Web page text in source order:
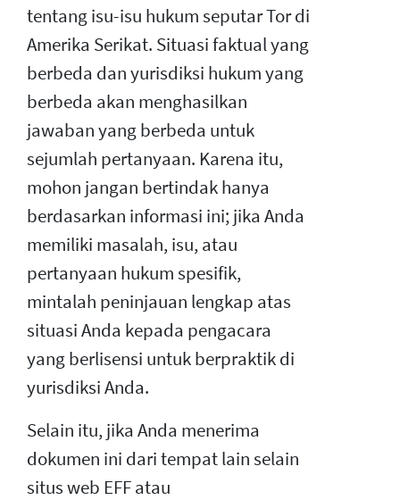
tentang isu-isu hukum seputar Tor di
Amerika Serikat. Situasi faktual yang
berbeda dan yurisdiksi hukum yang
berbeda akan menghasilkan
jawaban yang berbeda untuk
sejumlah pertanyaan. Karena itu,
mohon jangan bertindak hanya
berdasarkan informasi ini; jika Anda
memiliki masalah, isu, atau
pertanyaan hukum spesifik,
mintalah peninjauan lengkap atas
situasi Anda kepada pengacara
yang berlisensi untuk berpraktik di
yurisdiksi Anda.
Selain itu, jika Anda menerima
dokumen ini dari tempat lain selain
situs web EFF atau